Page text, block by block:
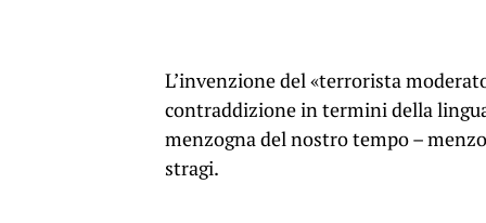
L’invenzione del «terrorista
contraddizione in termini della
menzogna del nostro tempo –
stragi.